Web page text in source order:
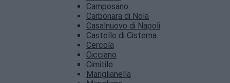
Camposano
Carbonara di Nola
Casalnuovo di Napoli
Castello di Cisterna
Cercola
Cicciano
Cimitile
Mariglianella